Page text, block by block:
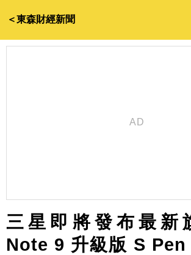
＜東森財經新聞
三星即將發布最新
Note 9 升級版 S Pen